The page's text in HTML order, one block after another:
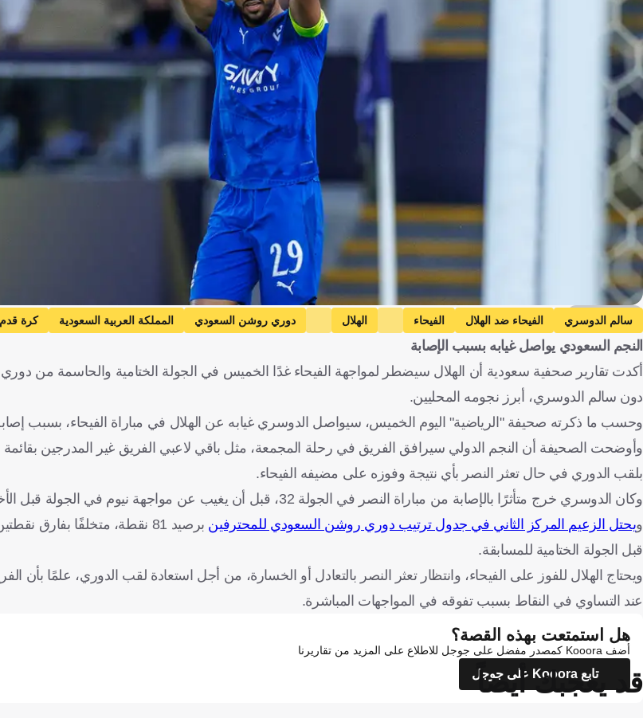
Getty Images
سالم الدوسري الفيحاء ضد الهلال الفيحاء الهلال دوري روشن السعودي المملكة العربية السعودية كرة قدم
النجم السعودي يواصل غيابه بسبب الإصابة
أكدت تقارير صحفية سعودية أن الهلال سيضطر لمواجهة الفيحاء غدًا الخميس في الجولة الختامية والحاسمة من
دون سالم الدوسري، أبرز نجومه المحليين.
وحسب ما ذكرته صحيفة "الرياضية" اليوم الخميس، سيواصل الدوسري غيابه عن الهلال في مباراة الفيحاء، بسبب
وأوضحت الصحيفة أن النجم الدولي سيرافق الفريق في رحلة المجمعة، مثل باقي لاعبي الفريق غير المدرجين بقائمة
بلقب الدوري في حال تعثر النصر بأي نتيجة وفوزه على مضيفه الفيحاء.
وكان الدوسري خرج متأثرًا بالإصابة من مباراة النصر في الجولة 32، قبل أن يغيب عن مواجهة نيوم في الجولة قبل الأخيرة.
ويحتل الزعيم المركز الثاني في جدول ترتيب دوري روشن السعودي للمحترفين
برصيد 81 نقطة، متخلفًا بفارق
قبل الجولة الختامية للمسابقة.
ويحتاج الهلال للفوز على الفيحاء، وانتظار تعثر النصر بالتعادل أو الخسارة، من أجل استعادة لقب الدوري، علمًا بأن
عند التساوي في النقاط بسبب تفوقه في المواجهات المباشرة.
هل استمتعت بهذه القصة؟
أضف Kooora كمصدر مفضل على جوجل للاطلاع على المزيد من تقاريرنا
تابع Kooora على جوجل
قد يعجبك أيضاً